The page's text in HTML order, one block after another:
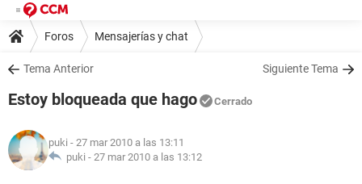
Foros Mensajerías y chat
Tema Anterior Siguiente Tema
Estoy bloqueada que hago Cerrado
puki - 27 mar 2010 a las 13:11
puki - 27 mar 2010 a las 13:12